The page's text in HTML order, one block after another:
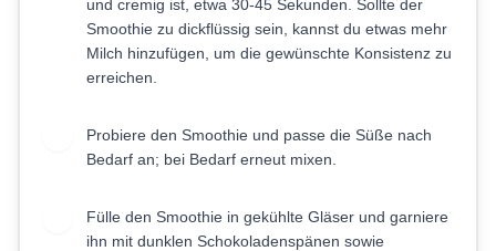
und cremig ist, etwa 30-45 Sekunden. Sollte der
Smoothie zu dickflüssig sein, kannst du etwas mehr
Milch hinzufügen, um die gewünschte Konsistenz zu
erreichen.
Probiere den Smoothie und passe die Süße nach
Bedarf an; bei Bedarf erneut mixen.
Fülle den Smoothie in gekühlte Gläser und garniere
ihn mit dunklen Schokoladenspänen sowie